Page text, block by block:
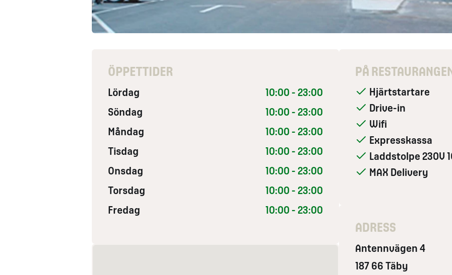
ÖPPETTIDER
Lördag 10:00 - 23:00
Söndag 10:00 - 23:00
Måndag 10:00 - 23:00
Tisdag 10:00 - 23:00
Onsdag 10:00 - 23:00
Torsdag 10:00 - 23:00
Fredag 10:00 - 23:00
PÅ
Hjärtstartare
Drive-in
Wifi
Expresskassa
Laddstolpe 230V
MAX Delivery
ADRESS
Antennvägen 4
187 66 Täby